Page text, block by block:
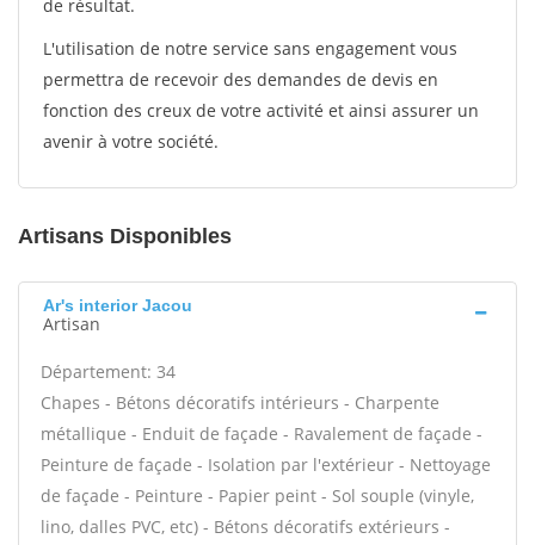
de résultat.
L'utilisation de notre service sans engagement vous
permettra de recevoir des demandes de devis en
fonction des creux de votre activité et ainsi assurer un
avenir à votre société.
Artisans Disponibles
Ar's interior Jacou
Artisan
Département: 34
Chapes - Bétons décoratifs intérieurs - Charpente
métallique - Enduit de façade - Ravalement de façade -
Peinture de façade - Isolation par l'extérieur - Nettoyage
de façade - Peinture - Papier peint - Sol souple (vinyle,
lino, dalles PVC, etc) - Bétons décoratifs extérieurs -